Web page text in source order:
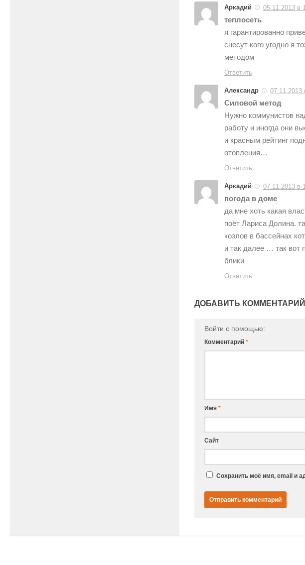
Аркадий 05.11.2013 в
теплосеть
я гарантированно
снесут кого угодно я
методом
Ответить
Александр 07.11.2013
Силовой метод
Нужно коммунистов
работу и иногда они
и красным рейтинг
отопления…
Ответить
Аркадий 07.11.2013 в
погода в доме
да мне хоть какая
поёт Лариса Долина.
козлов в бассейнах
и так далее … так вот
блики
Ответить
ДОБАВИТЬ КОММЕНТАРИЙ
Войти с помощью:
Комментарий *
Имя *
Сайт
Сохранить моё имя, email и